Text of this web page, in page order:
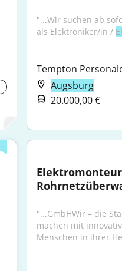
"...Wir suchen ab
als Elektroniker/in /
Tempton
Augsburg
20.000,00 €
"...GmbHWir – die
machen mit
Menschen in ihrer